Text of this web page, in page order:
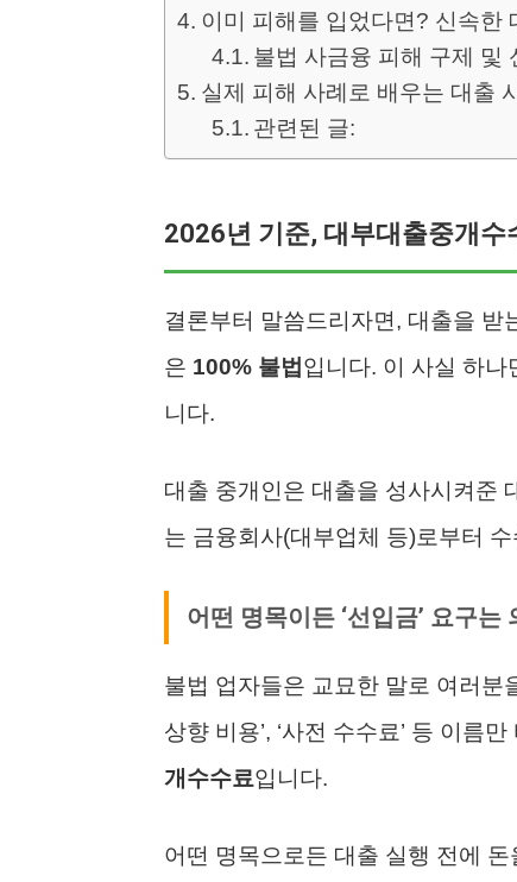
이미 피해를 입었다면? 신속한
불법 사금융 피해 구제 및
실제 피해 사례로 배우는 대출
관련된 글:
2026년 기준, 대부대출중개수
결론부터 말씀드리자면, 대출을 받
은 100% 불법 입니다. 이 사실 하
니다.
대출 중개인은 대출을 성사시켜준
는 금융회사(대부업체 등)로부터
어떤 명목이든 ‘선입금’ 요구는
불법 업자들은 교묘한 말로 여러분
상향 비용’, ‘사전 수수료’ 등 이름
개수수료입니다.
어떤 명목으로든 대출 실행 전에